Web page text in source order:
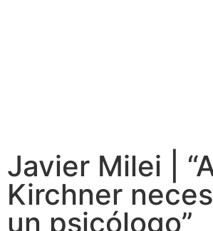
Javier Milei |
Kirchner
un psicólogo”